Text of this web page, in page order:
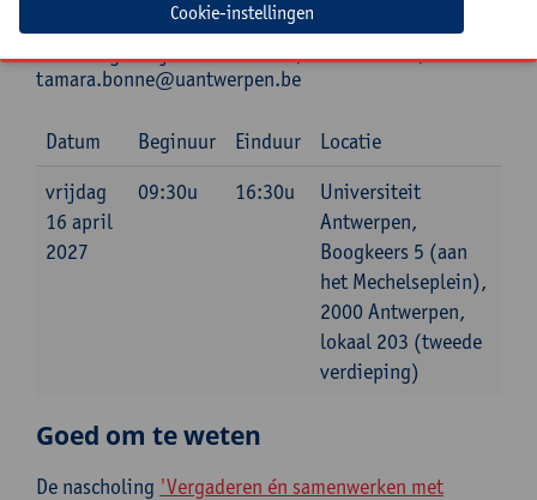
Jouw bijdrage: 138 EUR.
Inlichtingen bij: Tamara Bonne, 03 265 29 89,
tamara.bonne@uantwerpen.be
Datum Beginuur Einduur
Locatie
vrijdag
16 april
2027
09:30u 16:30u
Universiteit
Antwerpen,
Boogkeers 5 (aan
het Mechelseplein),
2000 Antwerpen,
lokaal 203 (tweede
verdieping)
Goed om te weten
De nascholing 'Vergaderen én samenwerken met
Cookie-instellingen